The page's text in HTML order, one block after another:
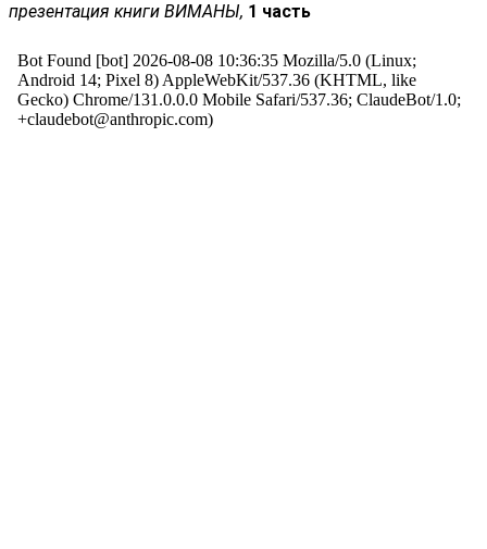
презентация книги ВИМАНЫ, 1 часть